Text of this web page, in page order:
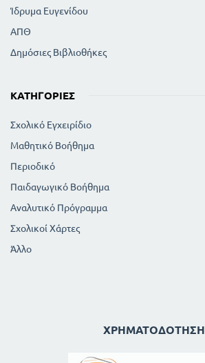
Ίδρυμα Ευγενίδου
ΑΠΘ
Δημόσιες Βιβλιοθήκες
ΚΑΤΗΓΟΡΊΕΣ
Σχολικό Εγχειρίδιο
Μαθητικό Βοήθημα
Περιοδικό
Παιδαγωγικό Βοήθημα
Αναλυτικό Πρόγραμμα
Σχολικοί Χάρτες
Άλλο
ΧΡΗΜΑΤΟΔΌΤΗΣΗ